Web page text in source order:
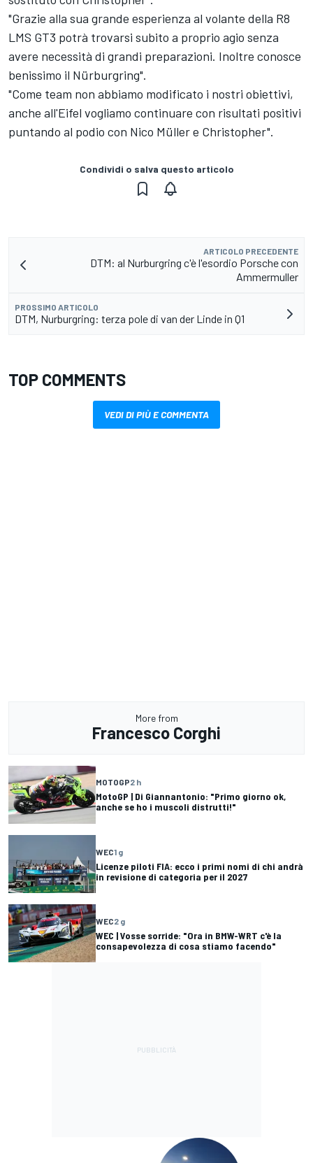
"Grazie alla sua grande esperienza al volante della R8
LMS GT3 potrà trovarsi subito a proprio agio senza
avere necessità di grandi preparazioni. Inoltre conosce
benissimo il Nürburgring".
"Come team non abbiamo modificato i nostri obiettivi,
anche all'Eifel vogliamo continuare con risultati positivi
puntando al podio con Nico Müller e Christopher".
Condividi o salva questo articolo
ARTICOLO PRECEDENTE
DTM: al Nurburgring c'è l'esordio Porsche con
Ammermuller
PROSSIMO ARTICOLO
DTM, Nurburgring: terza pole di van der Linde in Q1
TOP COMMENTS
VEDI DI PIÙ E COMMENTA
More from
Francesco Corghi
MOTOGP2 h
MotoGP | Di Giannantonio: "Primo giorno ok,
anche se ho i muscoli distrutti!"
WEC1 g
Licenze piloti FIA: ecco i primi nomi di chi andrà
in revisione di categoria per il 2027
WEC2 g
WEC | Vosse sorride: "Ora in BMW-WRT c'è la
consapevolezza di cosa stiamo facendo"